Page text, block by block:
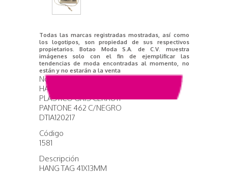
Todas las marcas registradas mostradas, así como
los logotipos, son propiedad de sus respectivos
propietarios. Botao Moda S.A. de C.V. muestra
imágenes solo con el fin de ejemplificar las
tendencias de moda encontradas al momento, no
están y no estarán a la venta
Nombre del producto
HANG TAG 41X13MM
PLASTICO GRIS CERRUTI
PANTONE 462 C/NEGRO
DTIA120217
Código
1581
Descripción
HANG TAG 41X13MM